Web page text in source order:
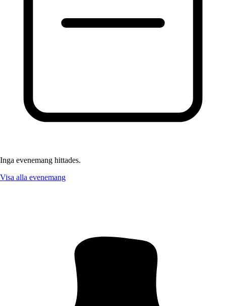
Inga evenemang hittades.
Visa alla evenemang